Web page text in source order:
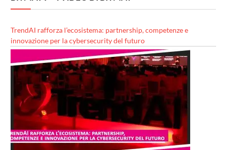
TrendAI rafforza l’ecosistema: partnership, competenze e
innovazione per la cybersecurity del futuro